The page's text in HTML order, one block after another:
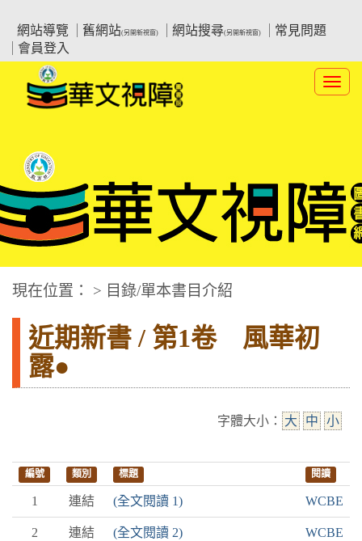
要
網站導覽
舊網站(另開新視窗) 網站搜尋(另開新視窗)
常見問題
會員登入
:::中央區塊
華文視障電子圖書網
現在位置： > 目錄/單本書目介紹
近期新書 / 第1卷 風華初
露●
字體大小： 大 中 小
編號 類別 標題 閱讀
1 連結 (全文閱讀 1) WCBE
2 連結 (全文閱讀 2) WCBE